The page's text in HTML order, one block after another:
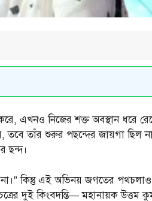
এখনও নিজের শক্ত অবস্থান ধরে
তবে তাঁর শুরুর পছন্দের জায়গা ছিল
ছন্দ।
কিন্তু এই অভিনয় জগতের
দুই কিংবদন্তি— মহানায়ক উত্তম